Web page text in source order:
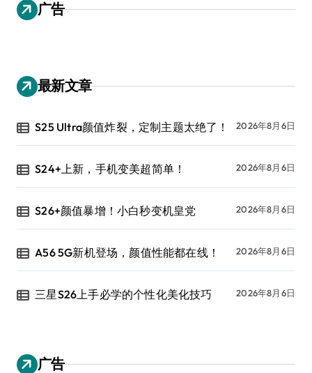
广告
最新文章
S25 Ultra颜值炸裂，定制主题太绝了！ 2026年8月6日
S24+上新，手机变美超简单！ 2026年8月6日
S26+颜值暴增！小白秒变机皇党 2026年8月6日
A56 5G新机登场，颜值性能都在线！ 2026年8月6日
三星S26上手必学的个性化美化技巧 2026年8月6日
广告